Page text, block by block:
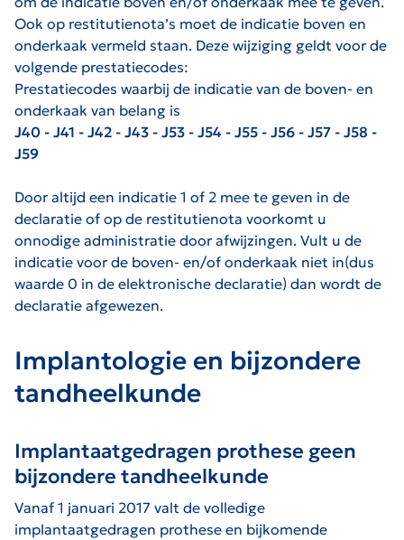
Ook op restitutienota’s moet de indicatie boven en
onderkaak vermeld staan. Deze wijziging geldt voor de
volgende prestatiecodes:
Prestatiecodes waarbij de indicatie van de boven- en
onderkaak van belang is
J40 - J41 - J42 - J43 - J53 - J54 - J55 - J56 - J57 - J58 -
J59
Door altijd een indicatie 1 of 2 mee te geven in de
declaratie of op de restitutienota voorkomt u
onnodige administratie door afwijzingen. Vult u de
indicatie voor de boven- en/of onderkaak niet in(dus
waarde 0 in de elektronische declaratie) dan wordt de
declaratie afgewezen.
Implantologie en bijzondere
tandheelkunde
Implantaatgedragen prothese geen
bijzondere tandheelkunde
Vanaf 1 januari 2017 valt de volledige
implantaatgedragen prothese en bijkomende